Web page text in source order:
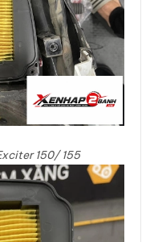
150/ 155​